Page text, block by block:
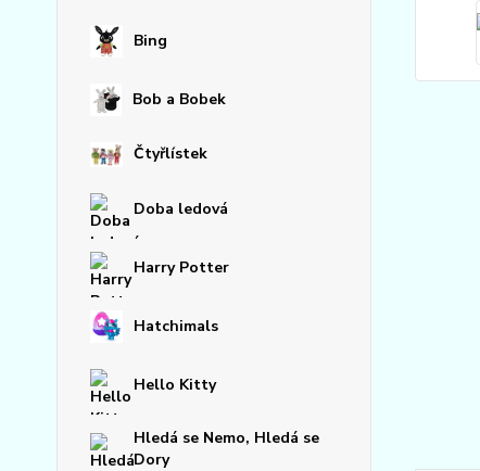
Bing
Bob a Bobek
Čtyřlístek
Doba ledová
Harry Potter
Hatchimals
Hello Kitty
Hledá se Nemo, Hledá se
Dory